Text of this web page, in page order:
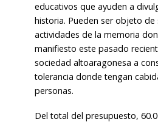
educativos que ayuden a
historia. Pueden ser objeto de
actividades de la memoria
manifiesto este pasado
sociedad altoaragonesa a
tolerancia donde tengan
personas.
Del total del presupuesto,